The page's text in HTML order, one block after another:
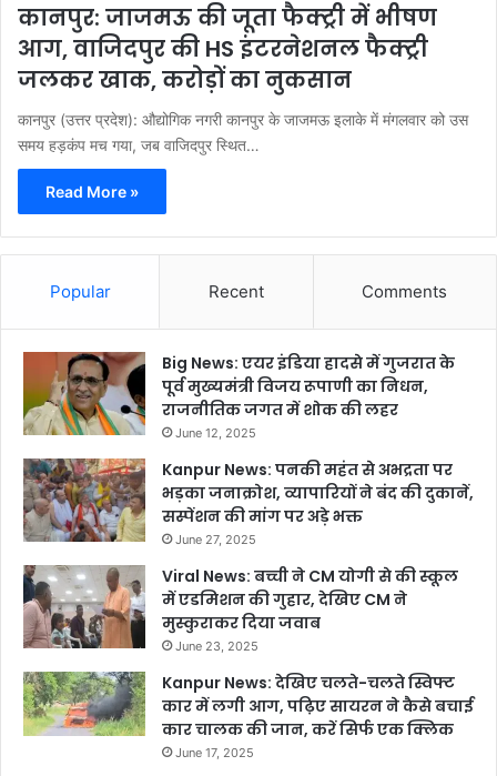
कानपुर: जाजमऊ की जूता फैक्ट्री में भीषण
आग, वाजिदपुर की HS इंटरनेशनल फैक्ट्री
जलकर खाक, करोड़ों का नुकसान
कानपुर (उत्तर प्रदेश): औद्योगिक नगरी कानपुर के जाजमऊ इलाके में मंगलवार को उस
समय हड़कंप मच गया, जब वाजिदपुर स्थित…
Read More »
Popular Recent Comments
Big News: एयर इंडिया हादसे में गुजरात के
पूर्व मुख्यमंत्री विजय रूपाणी का निधन,
राजनीतिक जगत में शोक की लहर
June 12, 2025
Kanpur News: पनकी महंत से अभद्रता पर
भड़का जनाक्रोश, व्यापारियों ने बंद की दुकानें,
सस्पेंशन की मांग पर अड़े भक्त
June 27, 2025
Viral News: बच्ची ने CM योगी से की स्कूल
में एडमिशन की गुहार, देखिए CM ने
मुस्कुराकर दिया जवाब
June 23, 2025
Kanpur News: देखिए चलते-चलते स्विफ्ट
कार में लगी आग, पढ़िए सायरन ने कैसे बचाई
कार चालक की जान, करें सिर्फ एक क्लिक
June 17, 2025